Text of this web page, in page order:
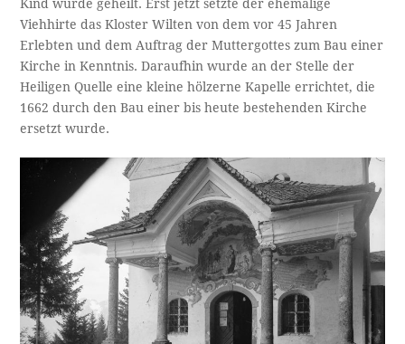
Kind wurde geheilt. Erst jetzt setzte der ehemalige
Viehhirte das Kloster Wilten von dem vor 45 Jahren
Erlebten und dem Auftrag der Muttergottes zum Bau einer
Kirche in Kenntnis. Daraufhin wurde an der Stelle der
Heiligen Quelle eine kleine hölzerne Kapelle errichtet, die
1662 durch den Bau einer bis heute bestehenden Kirche
ersetzt wurde.